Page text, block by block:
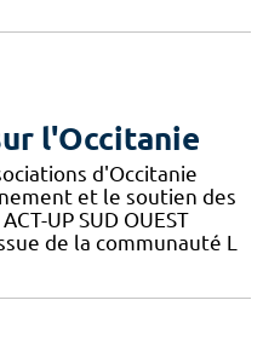
l'Occitanie
d'Occitanie
et le soutien des
UP SUD OUEST
de la communauté L